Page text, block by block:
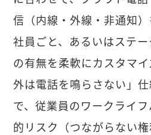
信（内線・外線・非通知）
社員ごと、あるいはステ
の有無を柔軟にカスタマ
外は電話を鳴らさない」
で、従業員のワークライ
的リスク（つながらない